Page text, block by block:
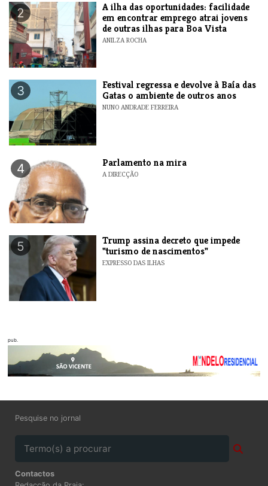
2
A ilha das oportunidades: facilidade
em encontrar emprego atrai jovens
de outras ilhas para Boa Vista
ANILZA ROCHA
3
Festival regressa e devolve à Baía das
Gatas o ambiente de outros anos
NUNO ANDRADE FERREIRA
4 Parlamento na mira
A DIRECÇÃO
5
Trump assina decreto que impede
"turismo de nascimentos"
EXPRESSO DAS ILHAS
pub.
Pesquise no jornal
Contactos